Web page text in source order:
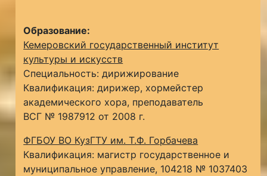
Образование:
Кемеровский государственный институт
культуры и искусств
Специальность: дирижирование
Квалификация: дирижер, хормейстер
академического хора, преподаватель
ВСГ № 1987912 от 2008 г.
ФГБОУ ВО КузГТУ им. Т.Ф. Горбачева
Квалификация: магистр государственное и
муниципальное управление, 104218 № 1037403